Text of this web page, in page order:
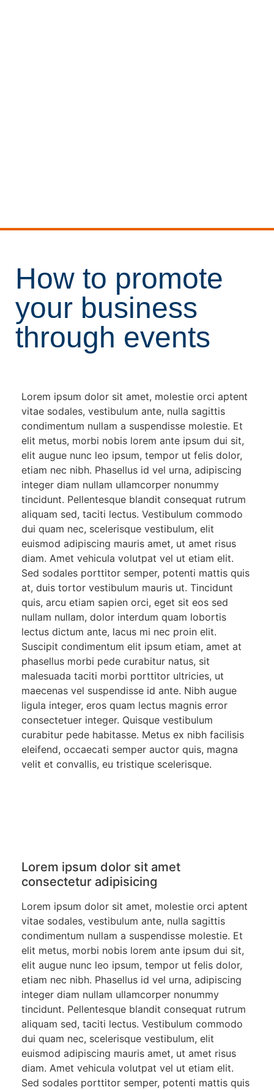
How to promote
your business
through events
Lorem ipsum dolor sit amet, molestie orci aptent
vitae sodales, vestibulum ante, nulla sagittis
condimentum nullam a suspendisse molestie. Et
elit metus, morbi nobis lorem ante ipsum dui sit,
elit augue nunc leo ipsum, tempor ut felis dolor,
etiam nec nibh. Phasellus id vel urna, adipiscing
integer diam nullam ullamcorper nonummy
tincidunt. Pellentesque blandit consequat rutrum
aliquam sed, taciti lectus. Vestibulum commodo
dui quam nec, scelerisque vestibulum, elit
euismod adipiscing mauris amet, ut amet risus
diam. Amet vehicula volutpat vel ut etiam elit.
Sed sodales porttitor semper, potenti mattis quis
at, duis tortor vestibulum mauris ut. Tincidunt
quis, arcu etiam sapien orci, eget sit eos sed
nullam nullam, dolor interdum quam lobortis
lectus dictum ante, lacus mi nec proin elit.
Suscipit condimentum elit ipsum etiam, amet at
phasellus morbi pede curabitur natus, sit
malesuada taciti morbi porttitor ultricies, ut
maecenas vel suspendisse id ante. Nibh augue
ligula integer, eros quam lectus magnis error
consectetuer integer. Quisque vestibulum
curabitur pede habitasse. Metus ex nibh facilisis
eleifend, occaecati semper auctor quis, magna
velit et convallis, eu tristique scelerisque.
Lorem ipsum dolor sit amet
consectetur adipisicing
Lorem ipsum dolor sit amet, molestie orci aptent
vitae sodales, vestibulum ante, nulla sagittis
condimentum nullam a suspendisse molestie. Et
elit metus, morbi nobis lorem ante ipsum dui sit,
elit augue nunc leo ipsum, tempor ut felis dolor,
etiam nec nibh. Phasellus id vel urna, adipiscing
integer diam nullam ullamcorper nonummy
tincidunt. Pellentesque blandit consequat rutrum
aliquam sed, taciti lectus. Vestibulum commodo
dui quam nec, scelerisque vestibulum, elit
euismod adipiscing mauris amet, ut amet risus
diam. Amet vehicula volutpat vel ut etiam elit.
Sed sodales porttitor semper, potenti mattis quis